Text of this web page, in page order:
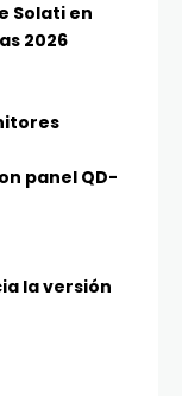
Solati en
2026
panel QD-
la versión